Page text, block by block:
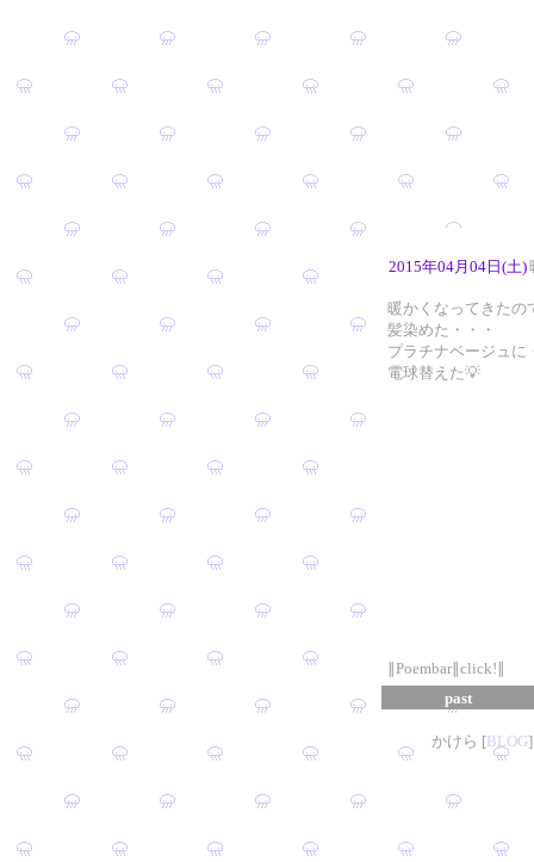
2015年04月04日(土)
暖かくなってきたの
髪染めた・・・
プラチナベージュに
電球替えた💡
∥Poembar∥click!∥
past
かけら [BLOG